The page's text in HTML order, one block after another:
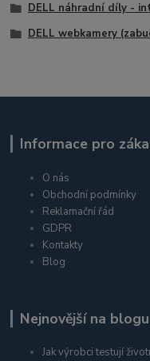
DELL náhradní díly -
DELL webkamery
Informace pro
O nás
Obchodní podmínky
Reklamační řád
GDPR
Kontakty
Blog
Nejnovější na blogu
Jak výrobci testují